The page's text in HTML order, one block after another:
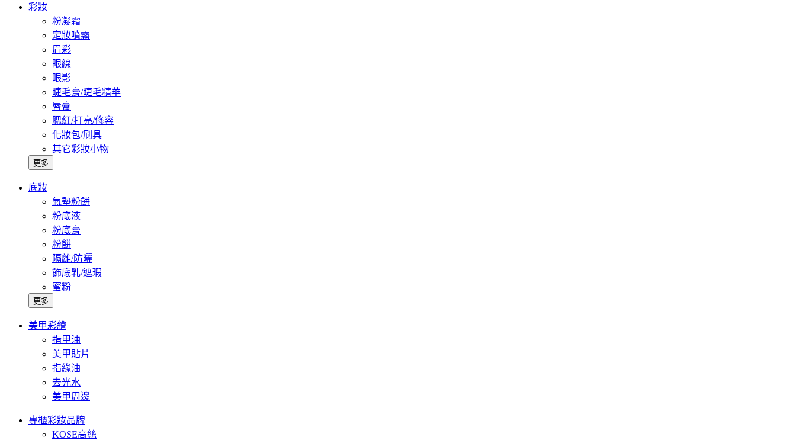
彩妝
粉凝霜
定妝噴霧
眉彩
眼線
眼影
睫毛膏/睫毛精華
唇膏
腮紅/打亮/修容
化妝包/刷具
其它彩妝小物
更多
底妝
氣墊粉餅
粉底液
粉底膏
粉餅
隔離/防曬
飾底乳/遮瑕
蜜粉
更多
美甲彩繪
指甲油
美甲貼片
指緣油
去光水
美甲周邊
專櫃彩妝品牌
KOSE高絲